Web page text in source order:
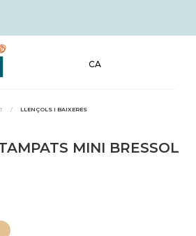
CA
/ LLENÇOLS I BAIXERES
MINI BRESSOL